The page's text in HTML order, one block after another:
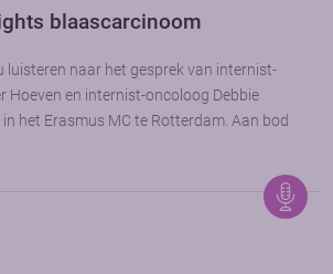
blaascarcinoom
luisteren naar het gesprek van internist-
Hoeven en internist-oncoloog Debbie
het Erasmus MC te Rotterdam. Aan bod